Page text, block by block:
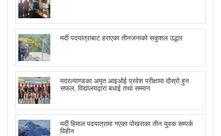
मर्दी पदयात्राबाट हराएका तीनजनाको सकुशल उद्धार
मदरल्याण्डका अमृत आइओई प्रवेश परीक्षामा दोस्रो हुन
सफल, विद्यालयद्वारा बधाई तथा सम्मान
मर्दी हिमाल पदयात्रामा गएका पोखराका तीन युवक सम्पर्क
विहीन